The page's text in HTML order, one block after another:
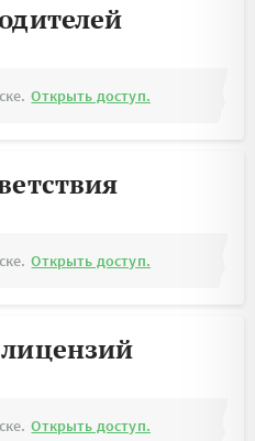
Открыть доступ.
Открыть доступ.
Открыть доступ.